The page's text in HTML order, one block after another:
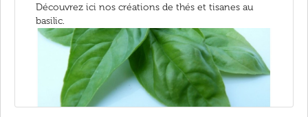
Découvrez ici nos créations de thés et tisanes au
basilic.